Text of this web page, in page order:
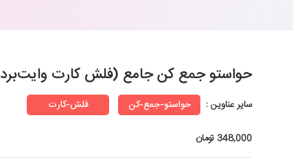
حواستو جمع کن جامع (فلش کارت وایت‌برد ۱)
سایر عناوین : حواستو-جمع-کن فلش-کارت
348,000 تومان